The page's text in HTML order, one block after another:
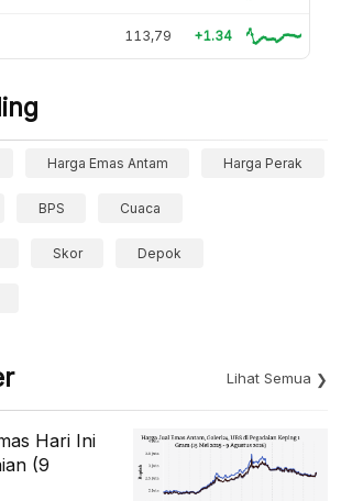
113,79 +1.34
Harga Emas Antam Harga Perak
BPS Cuaca
Skor Depok
Lihat Semua
Hari Ini
(9